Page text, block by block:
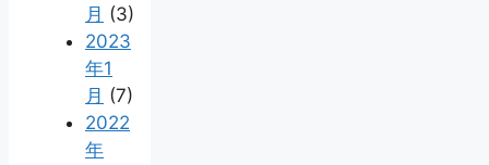
月 (3)
2023
年1
月 (7)
2022
年